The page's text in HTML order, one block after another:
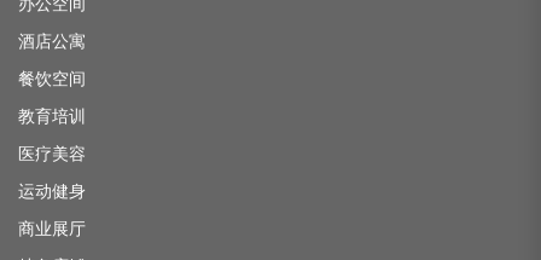
酒店公寓
餐饮空间
教育培训
医疗美容
运动健身
商业展厅